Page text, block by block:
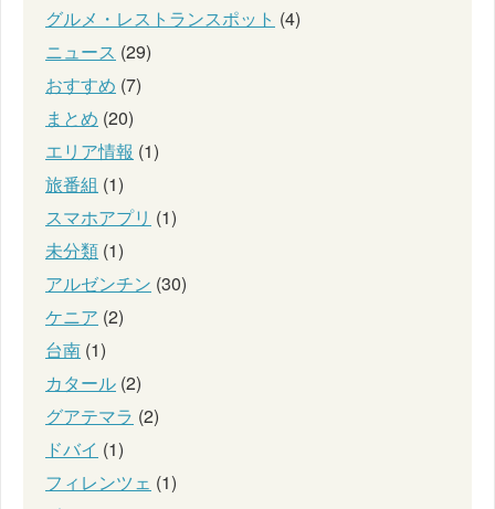
グルメ・レストランスポット (4)
ニュース (29)
おすすめ (7)
まとめ (20)
エリア情報 (1)
旅番組 (1)
スマホアプリ (1)
未分類 (1)
アルゼンチン (30)
ケニア (2)
台南 (1)
カタール (2)
グアテマラ (2)
ドバイ (1)
フィレンツェ (1)